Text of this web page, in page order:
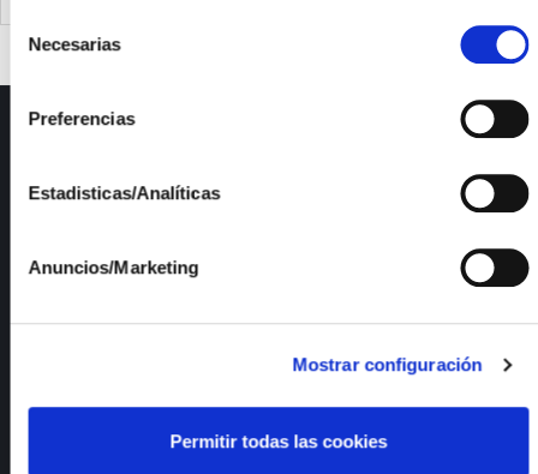
Selección
Necesarias
Preferencias
Estadisticas/Analíticas
Anuncios/Marketing
Mostrar configuración
Permitir todas las cookies
Infrastructures
Services
Publications
Documents of interest